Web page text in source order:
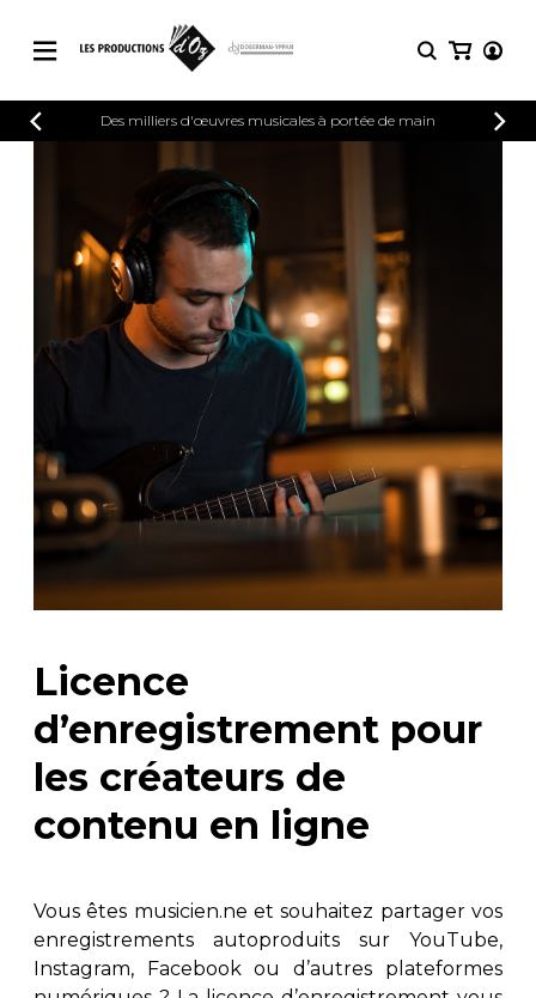
CATALOGUE
Explorez notre catalogue de partitions
riche en œuvres originales et en
arrangements de qualité.
PARTITIONS POUR GUITARE
PARTITIONS POUR AUTRES
INSTRUMENTS
PARTITIONS POUR ENSEMBLES
AUTRES PRODUITS
CONNEXION
INSCRIPTION
Des milliers d'œuvres musicales à portée de main
Explorez notre catalogue de partitions
riche en œuvres originales et en
arrangements de qualité.
Guitare seule
2 guitares
3 guitares
4 guitares
5 guitares et plus
Ensemble de
Orchestre de guitares
Concerto pour
Guitare et un autre
Musique de chambre
Licence
d’enregistrement pour
les créateurs de
contenu en ligne
Vous êtes musicien.ne et souhaitez partager vos
enregistrements autoproduits sur YouTube,
Instagram, Facebook ou d’autres plateformes